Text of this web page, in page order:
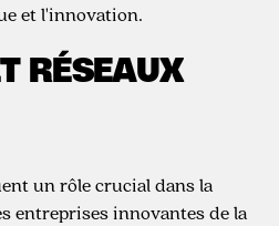
et l'innovation.
RÉSEAUX
un rôle crucial dans la
entreprises innovantes de la